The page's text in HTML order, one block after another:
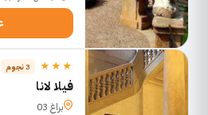
★★★ 3 نجوم
فيلا لانا
براغ 03